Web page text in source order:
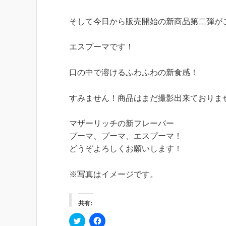
そして今日から販売開始の新商品第二弾が
エスプーマです！
口の中で溶けるふわふわの新食感！
すみません！商品はまだ撮影出来ておりま
マザーリッチの新フレーバー
プーマ、プーマ、エスプーマ！
どうぞよろしくお願いします！
※写真はイメージです。
共有:
ク F